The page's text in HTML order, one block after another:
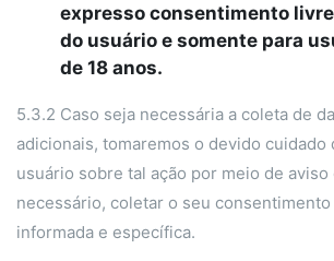
expresso consentimento
do usuário e somente para
de 18 anos.
5.3.2 Caso seja necessária a coleta de
adicionais, tomaremos o devido cuidado
usuário sobre tal ação por meio de aviso
necessário, coletar o seu
informada e específica.